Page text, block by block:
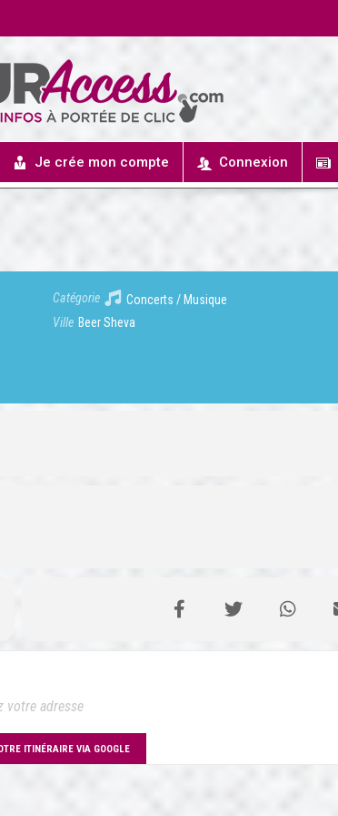
Je crée mon compte Connexion
Catégorie
Concerts / Musique
Ville Beer Sheva
ITINÉRAIRE VIA GOOGLE